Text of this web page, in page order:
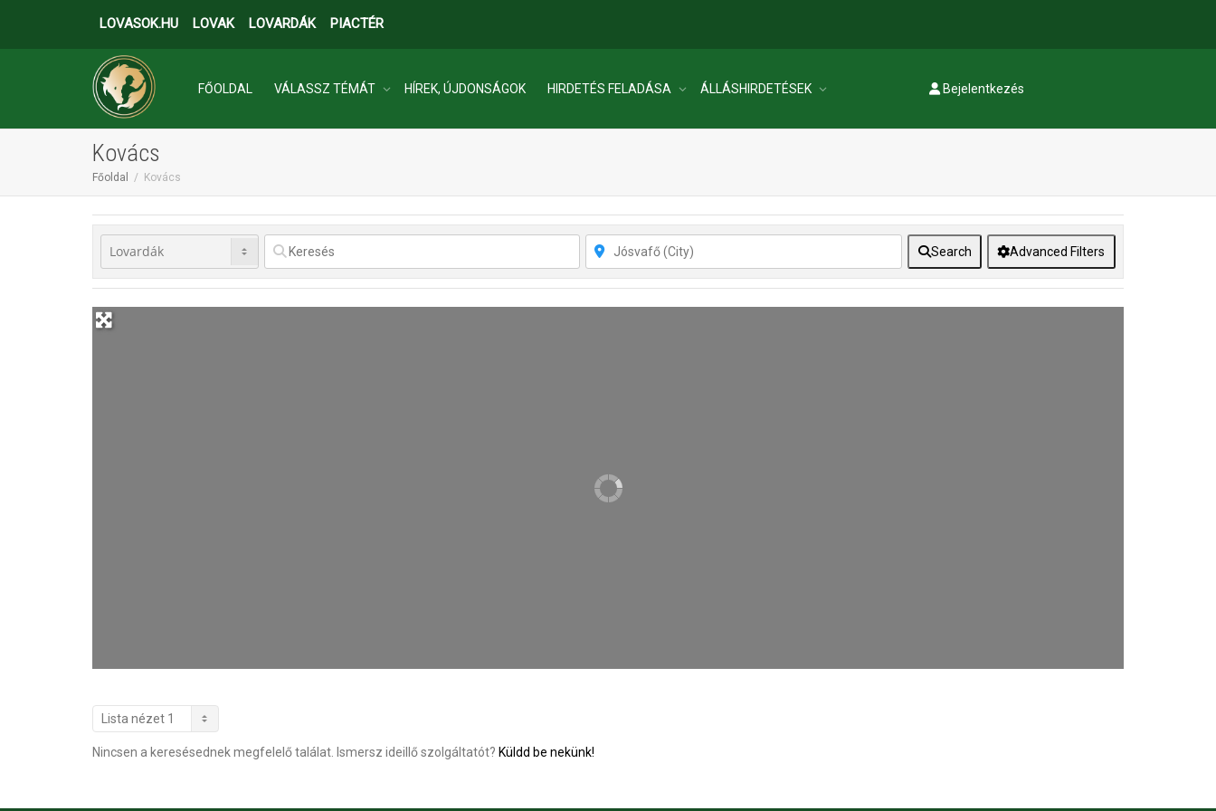
LOVASOK.HU LOVAK LOVARDÁK PIACTÉR
FŐOLDAL VÁLASSZ TÉMÁT HÍREK, ÚJDONSÁGOK HIRDETÉS FELADÁSA ÁLLÁSHIRDETÉSEK Bejelentkezés
Kovács
Főoldal Kovács
Search Advanced Filters
Nincsen a keresésednek megfelelő találat. Ismersz ideillő szolgáltatót? Küldd be nekünk!